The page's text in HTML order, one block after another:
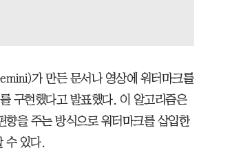
가 만든 문서나 영상에 워터마크를
구현했다고 발표했다. 이 알고리즘은
을 주는 방식으로 워터마크를 삽입한
수 있다.